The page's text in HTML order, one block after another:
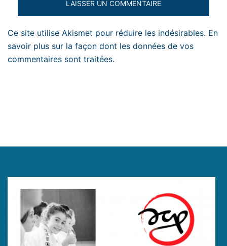
Ce site utilise Akismet pour réduire les indésirables. En
savoir plus sur la façon dont les données de vos
commentaires sont traitées.